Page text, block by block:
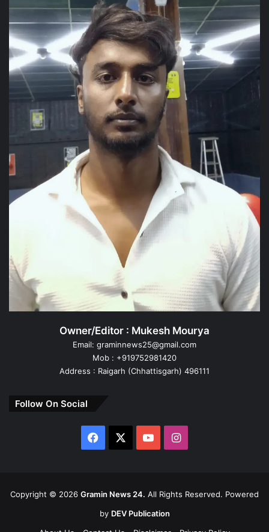
Owner/Editor : Mukesh Mourya
Email: graminnews25@gmail.com
Mob : +919752981420
Address : Raigarh (Chhattisgarh) 496111
Follow On Social
Facebook YouTubeInstagram
Copyright © 2026 Gramin News 24. All Rights Reserved. Powered
by DEV Publication